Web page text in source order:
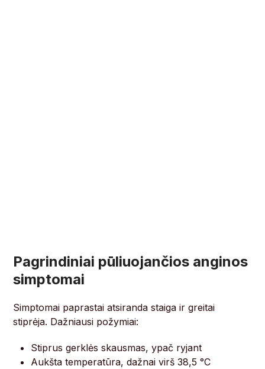
Pagrindiniai pūliuojančios anginos
simptomai
Simptomai paprastai atsiranda staiga ir greitai
stiprėja. Dažniausi požymiai:
Stiprus gerklės skausmas, ypač ryjant
Aukšta temperatūra, dažnai virš 38,5 °C